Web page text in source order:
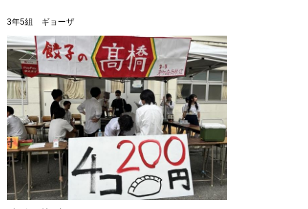
3年5組 ギョーザ